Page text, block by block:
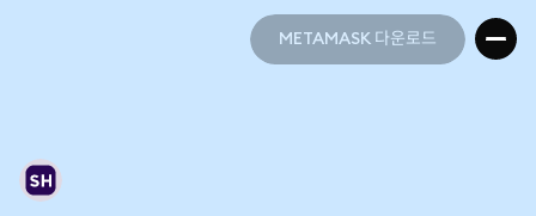
METAMASK 다운로드